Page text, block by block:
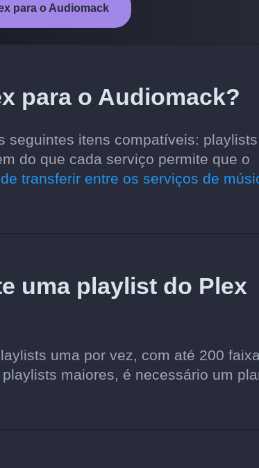
para o Audiomack
para o Audiomack?
seguintes itens compatíveis:
do que cada serviço permite que o
transferir entre os serviços de
uma playlist do Plex
uma por vez, com até 200
maiores, é necessário um